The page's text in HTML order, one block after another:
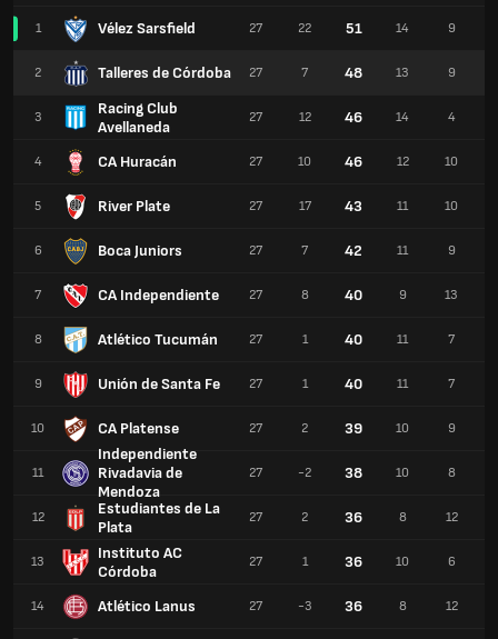
1 Vélez Sarsfield
2 Talleres de Córdoba
3
Racing Club
Avellaneda
4 CA Huracán
5 River Plate
6 Boca Juniors
7 CA Independiente
8 Atlético Tucumán
9 Unión de Santa Fe
10 CA Platense
11
Independiente
Rivadavia de
Mendoza
12
Estudiantes de La
Plata
13
Instituto AC
Córdoba
14 Atlético Lanus
27 22 51 14 9
27 7 48 13 9
27 12 46 14 4
27 10 46 12 10
27 17 43 11 10
27 7 42 11 9
27 8 40 9 13
27 1 40 11 7
27 1 40 11 7
27 2 39 10 9
27 -2 38 10 8
27 2 36 8 12
27 1 36 10 6
27 -3 36 8 12